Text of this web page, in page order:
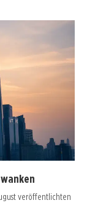
veröffentlichten